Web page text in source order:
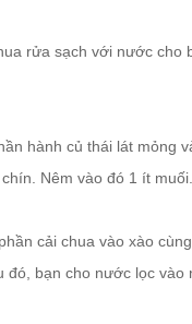
rửa sạch với nước
hành củ thái lát mỏng
Nêm vào đó 1 ít muối.
cải chua vào xào
bạn cho nước lọc vào